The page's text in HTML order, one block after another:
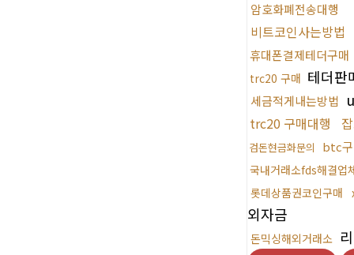
암호화폐전송대행
비트코인사는방법
휴대폰결제테더구매
trc20 구매 테더판
세금적게내는방법
trc20 구매대행
검돈현금화문의 btc
국내거래소fds해결업
롯데상품권코인구매
외자금
돈믹싱해외거래소